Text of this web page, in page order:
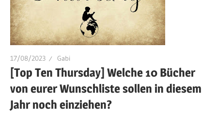
17/08/2023 Gabi
[Top Ten Thursday] Welche 10 Bücher
von eurer Wunschliste sollen in diesem
Jahr noch einziehen?